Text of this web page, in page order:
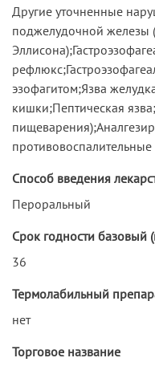
Другие уточненные
поджелудочной железы
эзофагитом;Язва
кишки;Пептическая
противовоспалительные
Способ введения
Пероральный
Срок годности базовый
36
Термолабильный
нет
Торговое название